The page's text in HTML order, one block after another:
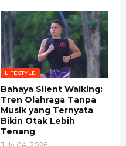
LIFESTYLE
Bahaya Silent Walking:
Tren Olahraga Tanpa
Musik yang Ternyata
Bikin Otak Lebih
Tenang